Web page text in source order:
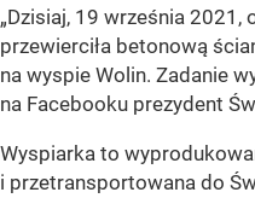
„Dzisiaj, 19 września
przewierciła betonową
na wyspie Wolin. Zadanie
na Facebooku prezydent
Wyspiarka to
i przetransportowana do